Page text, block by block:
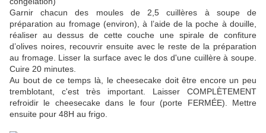
Garnir chacun des moules de 2,5 cuillères à soupe de
préparation au fromage (environ), à l’aide de la poche à douille,
réaliser au dessus de cette couche une spirale de confiture
d’olives noires, recouvrir ensuite avec le reste de la préparation
au fromage. Lisser la surface avec le dos d'une cuillère à soupe.
Cuire 20 minutes.
Au bout de ce temps là, le cheesecake doit être encore un peu
tremblotant, c'est très important. Laisser COMPLÈTEMENT
refroidir le cheesecake dans le four (porte FERMÉE). Mettre
ensuite pour 48H au frigo.